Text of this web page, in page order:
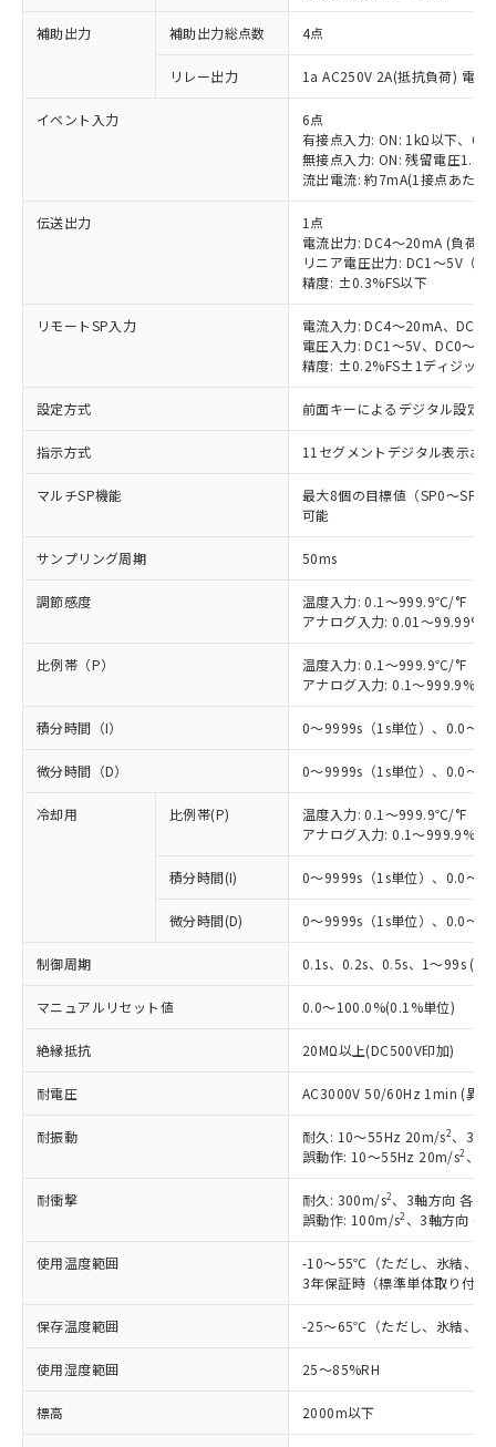
補助出力 補助出力総点数 4点
リレー出力 1a AC250V 2A(抵抗負荷) 電
イベント入力
6点
有接点入力: ON: 1kΩ以下、
無接点入力: ON: 残留電圧1.5V
流出電流: 約7mA(1接点あたり)
伝送出力
1点
電流出力: DC4～20mA (負荷:
リニア電圧出力: DC1～5V（
精度: ±0.3%FS以下
リモートSP入力
電流入力: DC4～20mA、DC0
電圧入力: DC1～5V、DC0～
精度: ±0.2%FS±1ディジット
設定方式 前面キーによるデジタル設定
指示方式 11セグメントデジタル表示お
マルチSP機能
最大8個の目標値（SP0～SP7
可能
サンプリング周期 50ms
調節感度
温度入力: 0.1～999.9℃/°F（
アナログ入力: 0.01～
比例帯（P）
温度入力: 0.1～999.9℃/°F（
アナログ入力: 0.1～999.9%FS
積分時間（I） 0～9999s（1s単位）、0.0～
微分時間（D） 0～9999s（1s単位）、0.0～
冷却用 比例帯(P)
温度入力: 0.1～999.9℃/°F（
アナログ入力: 0.1～999.9%FS
積分時間(I) 0～9999s（1s単位）、0.0～
微分時間(D) 0～9999s（1s単位）、0.0～
制御周期 0.1s、0.2s、0.5s、1～99s (1s
マニュアルリセット値 0.0～100.0%(0.1%単位)
絶縁抵抗 20MΩ以上(DC500V印加)
耐電圧 AC3000V 50/60Hz 1min (異極
耐振動 耐久: 10～55Hz 20m/s2、3軸
誤動作: 10～55Hz 20m/s2 、3
耐衝撃 耐久: 300m/s2、3軸方向 各3回
誤動作: 100m/s2 、3軸方向 各
使用温度範囲
-10～55℃（ただし、氷結、結
3年保証時（標準単体取り付
保存温度範囲 -25～65℃（ただし、氷結、結
使用湿度範囲 25～85%RH
標高 2000m以下
以下の条件をお読みいただき、同意のうえ
本サービスは、当社制御機器事業取扱
商品の当社在庫状況および標準価格
(税抜)を提供させていただくもので
当社制御機器事業取扱商品の中には、
本サービスの対象外となる商品もある
ことをご了承ください。
在庫状況および標準価格照会結果は、
記載している更新日時点での社内デー
※1 対応状況
対応済み：EU RoHS指令（10物質）の
非含有に対応した製品が提供可能な商品で
す。
対応予定：EU RoHS指令（10物質）の非含
有に対応した製品に切り替える予定のある
対応予定なし：EU RoHS指令（10物質）の
非含有に非対応の商品で、対応品を出す予
調査・確認中：EU RoHS指令（10物質）の
非含有の対応状況を調査中または確認中の
商品です。
非該当品：ライセンス料など無形物で、有
害物質有無と関係のない商品です。
仕入先様の事情により、非含有部品として
いたものが、含有品と判明した場合などや
むを得ず変更することがあります。
「○」：最大均質材料含有率が中国RoHSの
基準値以下であることを示します。
「×」：最大均質材料含有率が中国RoHSの
基準値を超えていることを示します。
「－」：未確認です。当社販売部門へお問
当社は、これら貴社製品のうち、外国
為替および外国貿易法に定める商品
（以下｢規制貨物等」という）を輸出
または国外への提供する場合は、日本